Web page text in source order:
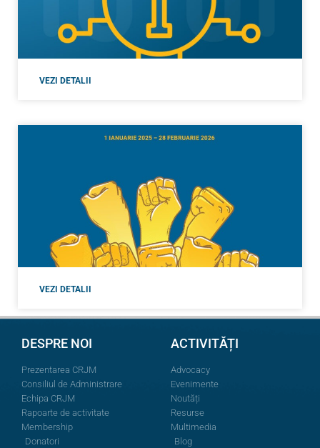
VEZI DETALII
VEZI DETALII
DESPRE NOI
Prezentarea CRJM
Consiliul de Administrare
Echipa CRJM
Rapoarte de activitate
Membership
Donatori
ACTIVITĂȚI
Advocacy
Evenimente
Noutăți
Resurse
Multimedia
Blog